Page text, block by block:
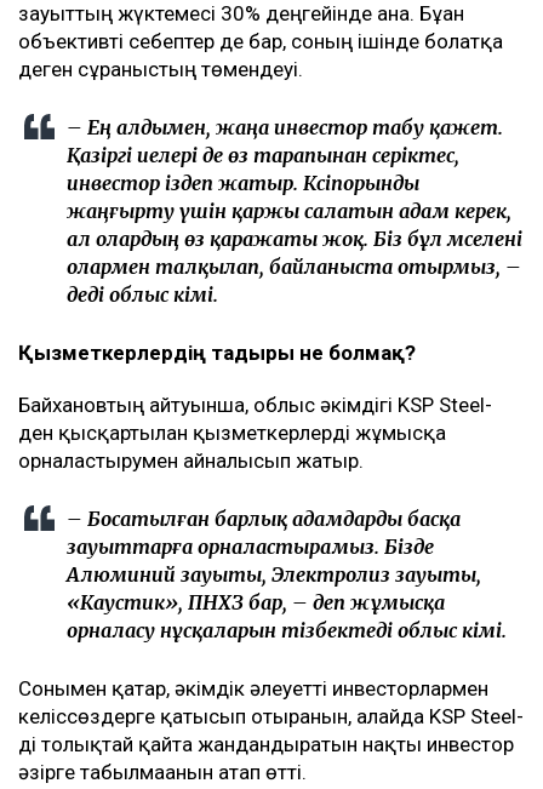
зауыттың жүктемесі 30% деңгейінде ғана. Бұған
объективті себептер де бар, соның ішінде болатқа
деген сұраныстың төмендеуі.
– Ең алдымен, жаңа инвестор табу қажет.
Қазіргі иелері де өз тарапынан серіктес,
инвестор іздеп жатыр. Кәсіпорынды
жаңғырту үшін қаржы салатын адам керек,
ал олардың өз қаражаты жоқ. Біз бұл мәселені
олармен талқылап, байланыста отырмыз, –
деді облыс әкімі.
Қызметкерлердің тағдыры не болмақ?
Байхановтың айтуынша, облыс әкімдігі KSP Steel-
ден қысқартылған қызметкерлерді жұмысқа
орналастырумен айналысып жатыр.
– Босатылған барлық адамдарды басқа
зауыттарға орналастырамыз. Бізде
Алюминий зауыты, Электролиз зауыты,
«Каустик», ПНХЗ бар, – деп жұмысқа
орналасу нұсқаларын тізбектеді облыс әкімі.
Сонымен қатар, әкімдік әлеуетті инвесторлармен
келіссөздерге қатысып отырғанын, алайда KSP Steel-
ді толықтай қайта жандандыратын нақты инвестор
әзірге табылмағанын атап өтті.